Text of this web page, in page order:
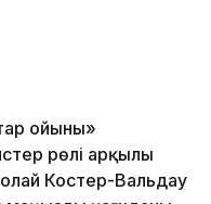
ойыны»
рөлі арқылы
Костер-Вальдау